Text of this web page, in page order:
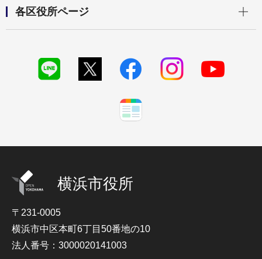
各区役所ページ
横浜市役所
〒231-0005
横浜市中区本町6丁目50番地の10
法人番号：3000020141003